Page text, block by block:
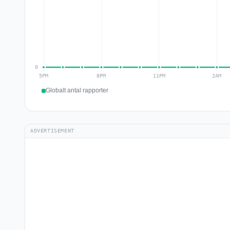
Globalt antal rapporter
ADVERTISEMENT